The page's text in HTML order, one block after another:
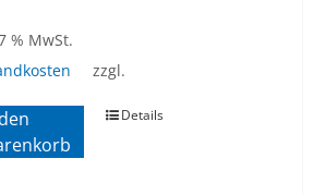
% MwSt.
zzgl.
Details